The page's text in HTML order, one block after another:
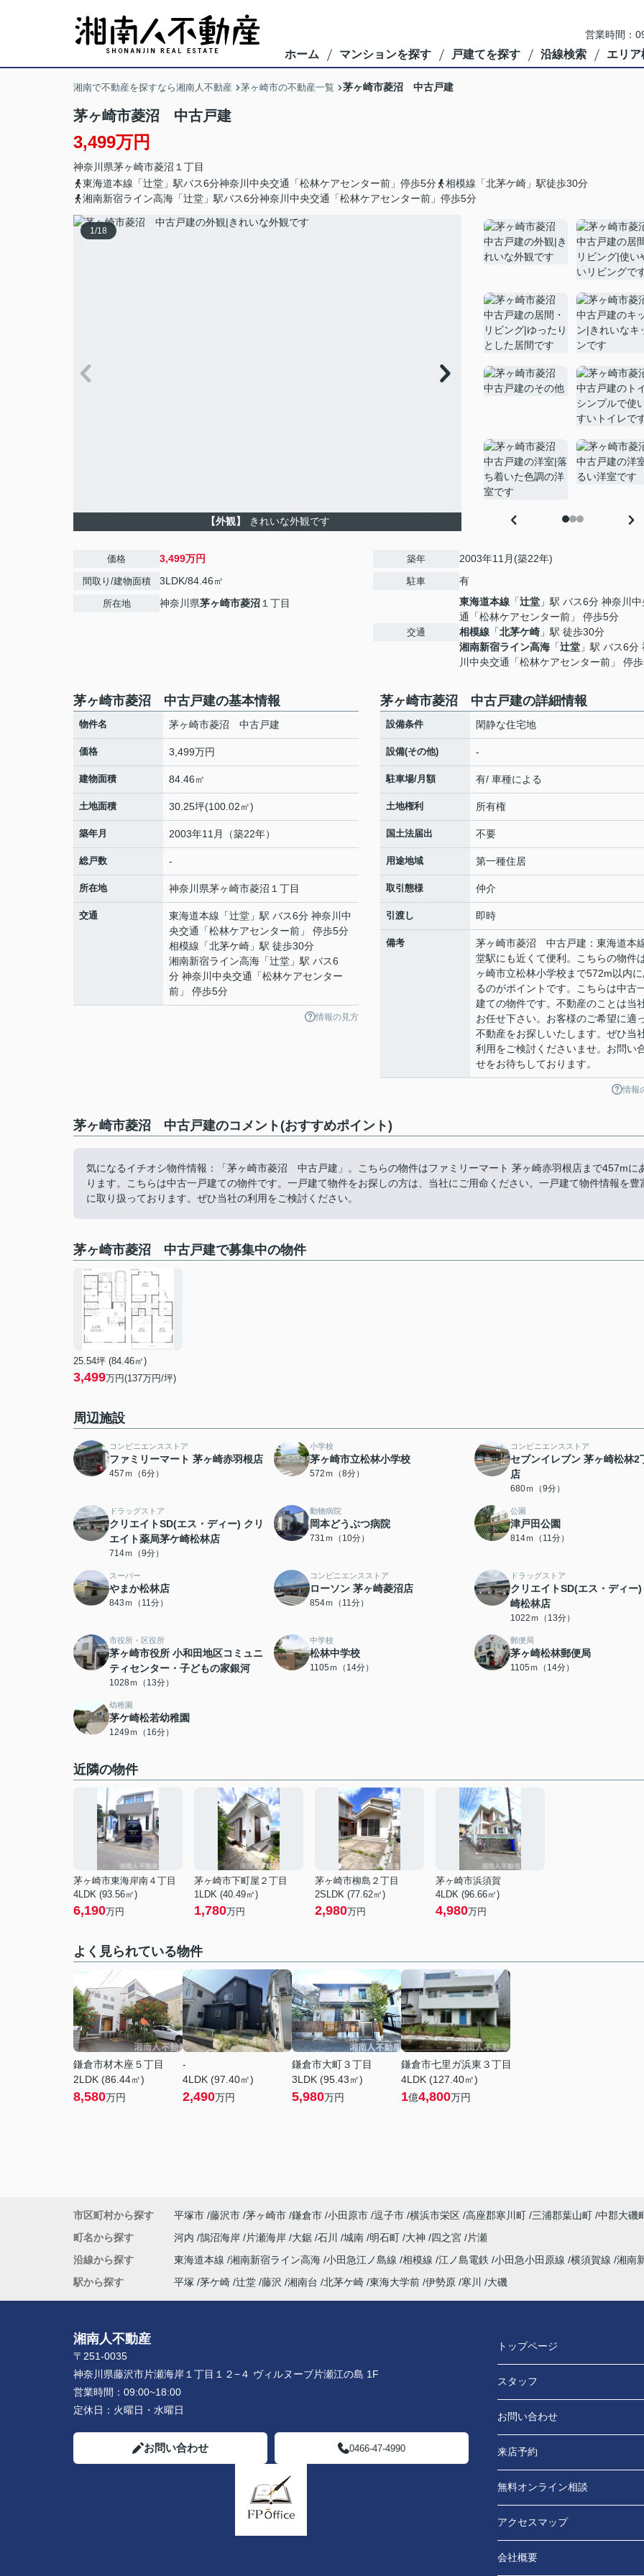
営業時間：
ホーム マンションを探す 戸建てを探す 沿線検索 エリア
湘南で不動産を探すなら湘南人不動産 茅ヶ崎市の不動産一覧 茅ヶ崎市菱沼 中古戸建
茅ヶ崎市菱沼 中古戸建
3,499万円
神奈川県茅ヶ崎市菱沼 １丁目
東海道本線「辻堂」駅バス6分神奈川中央交通「松林ケアセンター前」停歩5分
相模線「北茅ケ崎」駅徒歩30分
湘南新宿ライン高海「辻堂」駅バス6分神奈川中央交通「松林ケアセンター前」停歩5分
1/18
【外観】 きれいな外観です
価格 3,499万円
間取り/建物面積 3LDK/84.46㎡
所在地 神奈川県茅ヶ崎市菱沼 １丁目
築年 2003年11月(築22年)
駐車 有
交通
東海道本線 「辻堂 」駅 バス6分 神奈川
通「松林ケアセンター前」 停歩5分
相模線 「北茅ケ崎 」駅 徒歩30分
湘南新宿ライン高海 「辻堂 」駅 バス6分
川中央交通「松林ケアセンター前」 停
茅ヶ崎市菱沼 中古戸建の基本情報
物件名 茅ヶ崎市菱沼 中古戸建
価格 3,499万円
建物面積 84.46㎡
土地面積 30.25坪(100.02㎡)
築年月 2003年11月（築22年）
総戸数 -
所在地 神奈川県茅ヶ崎市菱沼 １丁目
交通 東海道本線 「辻堂 」駅 バス6分 神奈川中
央交通「松林ケアセンター前」 停歩5分
相模線 「北茅ケ崎 」駅 徒歩30分
湘南新宿ライン高海 「辻堂 」駅 バス6
分 神奈川中央交通「松林ケアセンター
前」 停歩5分
情報の見方
茅ヶ崎市菱沼 中古戸建の詳細情報
設備条件 閑静な住宅地
設備(その他) -
駐車場/月額 有/ 車種による
土地権利 所有権
国土法届出 不要
用途地域 第一種住居
取引態様 仲介
引渡し 即時
備考
茅ヶ崎市菱沼 中古戸建：東海道本
堂駅にも近くて便利。こちらの物件
ヶ崎市立松林小学校まで572m以内
るのがポイントです。こちらは中古
建ての物件です。不動産のことは当
お任せ下さい。お客様のご希望に適
不動産をお探しいたします。ぜひ当
利用をご検討くださいませ。お問い
せをお待ちしております。
情報
茅ヶ崎市菱沼 中古戸建のコメント(おすすめポイント)
気になるイチオシ物件情報：「茅ヶ崎市菱沼 中古戸建」。こちらの物件はファミリーマート 茅ヶ崎赤羽根店まで457mに
ります。こちらは中古一戸建ての物件です。一戸建て物件をお探しの方は、当社にご用命ください。一戸建て物件情報を豊
に取り扱っております。ぜひ当社の利用をご検討ください。
茅ヶ崎市菱沼 中古戸建で募集中の物件
25.54坪 (84.46㎡)
3,499万円(137万円/坪)
周辺施設
コンビニエンスストア
ファミリーマート 茅ヶ崎赤羽根店
457ｍ（6分）
小学校
茅ヶ崎市立松林小学校
572ｍ（8分）
コンビニエンスストア
セブンイレブン 茅ヶ崎松林2
店
680ｍ（9分）
ドラッグストア
クリエイトSD(エス・ディー) クリ
エイト薬局茅ケ崎松林店
714ｍ（9分）
動物病院
岡本どうぶつ病院
731ｍ（10分）
公園
津戸田公園
814ｍ（11分）
スーパー
やまか松林店
843ｍ（11分）
コンビニエンスストア
ローソン 茅ヶ崎菱沼店
854ｍ（11分）
ドラッグストア
クリエイトSD(エス・ディー
崎松林店
1022ｍ（13分）
市役所・区役所
茅ヶ崎市役所 小和田地区コミュニ
ティセンター・子どもの家銀河
1028ｍ（13分）
中学校
松林中学校
1105ｍ（14分）
郵便局
茅ヶ崎松林郵便局
1105ｍ（14分）
幼稚園
茅ケ崎松若幼稚園
1249ｍ（16分）
近隣の物件
茅ヶ崎市東海岸南４丁目
4LDK (93.56㎡)
6,190万円
茅ヶ崎市下町屋２丁目
1LDK (40.49㎡)
1,780万円
茅ヶ崎市柳島２丁目
2SLDK (77.62㎡)
2,980万円
茅ヶ崎市浜須賀
4LDK (96.66㎡)
4,980万円
よく見られている物件
鎌倉市材木座５丁目
2LDK (86.44㎡)
8,580万円
-
4LDK (97.40㎡)
2,490万円
鎌倉市大町３丁目
3LDK (95.43㎡)
5,980万円
鎌倉市七里ガ浜東３丁目
4LDK (127.40㎡)
1億4,800万円
市区町村から探す 平塚市 藤沢市 茅ヶ崎市 鎌倉市 小田原市 逗子市 横浜市栄区 高座郡寒川町 三浦郡葉山町 中郡大磯
町名から探す
河内 鵠沼海岸 片瀬海岸 大鋸 石川 城南 明石町 大神 四之宮
片瀬
沿線から探す
東海道本線 湘南新宿ライン高海 小田急江ノ島線 相模線 江ノ島電鉄 小田急小田原線 横須賀線 湘南
駅から探す
平塚 茅ケ崎 辻堂 藤沢 湘南台 北茅ケ崎 東海大学前 伊勢原 寒川 大磯
湘南人不動産
〒251-0035
神奈川県藤沢市片瀬海岸１丁目１２−４ ヴィルヌーブ片瀬江の島 1F
営業時間： 09:00~18:00
定休日： 火曜日・水曜日
お問い合わせ 0466-47-4990
トップページ
スタッフ
お問い合わせ
来店予約
無料オンライン相談
アクセスマップ
会社概要